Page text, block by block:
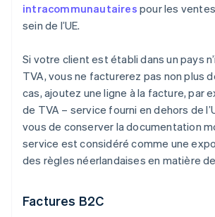
intracommunautaires pour les
sein de l’UE.
Si votre client est établi dans un pays
TVA, vous ne facturerez pas non plus
cas, ajoutez une ligne à la facture, par
de TVA – service fourni en dehors de
vous de conserver la documentation
service est considéré comme une
des règles néerlandaises en matière
Factures B2C